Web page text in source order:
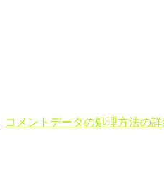
コメントデータの処理方法の